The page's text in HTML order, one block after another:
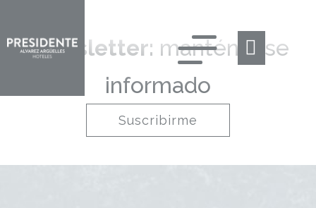
Newsletter: manténgase
informado
Suscribirme